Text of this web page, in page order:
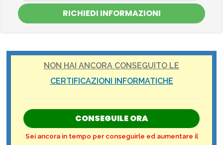
RICHIEDI INFORMAZIONI
NON HAI ANCORA CONSEGUITO LE
CERTIFICAZIONI INFORMATICHE
CONSEGUILE ORA
Sei ancora in tempo per conseguirle ed aumentare il